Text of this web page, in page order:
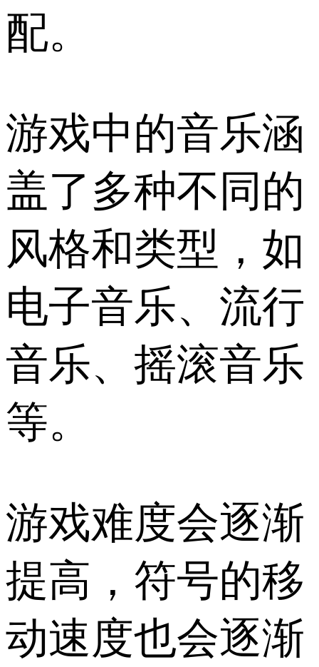
配。
游戏中的音乐涵
盖了多种不同的
风格和类型，如
电子音乐、流行
音乐、摇滚音乐
等。
游戏难度会逐渐
提高，符号的移
动速度也会逐渐